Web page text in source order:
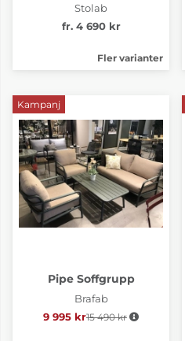
Stolab
fr. 4 690 kr
Fler varianter
Kampanj
Pipe Soffgrupp
Brafab
9 995 kr Ordinarie pris:
15 490 kr